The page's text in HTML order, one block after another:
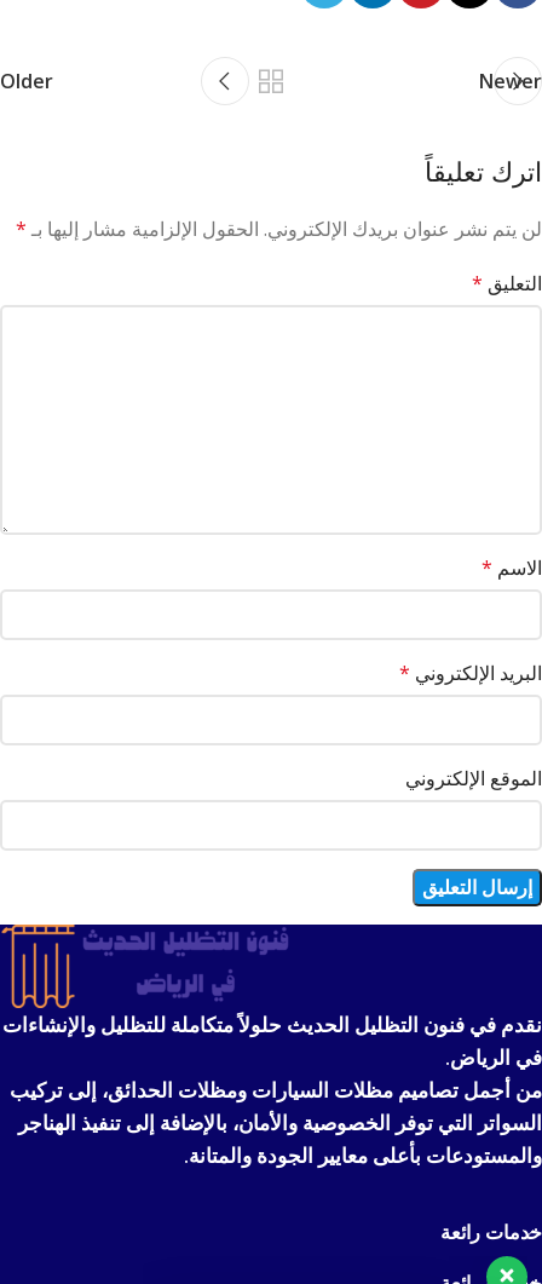
Newer
Older
اترك تعليقاً
لن يتم نشر عنوان بريدك الإلكتروني. الحقول الإلزامية مشار إليها بـ *
التعليق *
الاسم *
البريد الإلكتروني *
الموقع الإلكتروني
نقدم في فنون التظليل الحديث حلولاً متكاملة للتظليل والإنشاءات
في الرياض.
من أجمل تصاميم مظلات السيارات ومظلات الحدائق، إلى تركيب
السواتر التي توفر الخصوصية والأمان، بالإضافة إلى تنفيذ الهناجر
والمستودعات بأعلى معايير الجودة والمتانة.
خدمات رائعة
أهلا بك تواصل منا مباشرة لنجاوب
على كل استفساراتك